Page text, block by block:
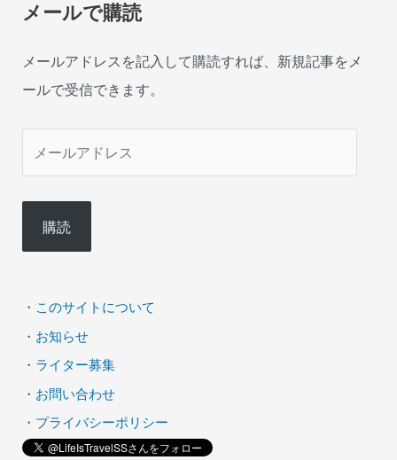
メールで購読
メールアドレスを記入して購読すれば、新規記事をメ
ールで受信できます。
ル
ド
ス
購読
・ このサイトについて
・ お知らせ
・ ライター募集
・ お問い合わせ
・ プライバシーポリシー